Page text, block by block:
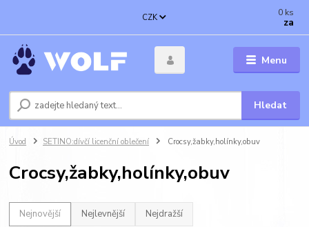
Menu
CZK
Hledat
0 ks
za
Úvod SETINO:dívčí licenční oblečení Crocsy,žabky,holínky,obuv
Crocsy,žabky,holínky,obuv
Nejnovější Nejlevnější Nejdražší